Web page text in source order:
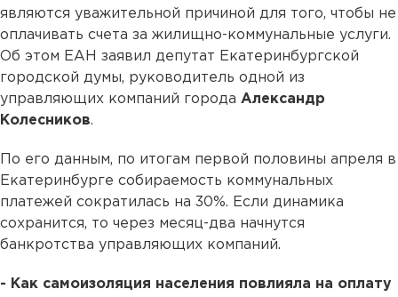
являются уважительной причиной для того, чтобы не
оплачивать счета за жилищно-коммунальные услуги.
Об этом ЕАН заявил депутат Екатеринбургской
городской думы, руководитель одной из
управляющих компаний города Александр
Колесников.
По его данным, по итогам первой половины апреля в
Екатеринбурге собираемость коммунальных
платежей сократилась на 30%. Если динамика
сохранится, то через месяц-два начнутся
банкротства управляющих компаний.
- Как самоизоляция населения повлияла на оплату